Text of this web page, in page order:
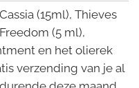
(15ml), Thieves
(5 ml),
en het olierek
verzending van je al